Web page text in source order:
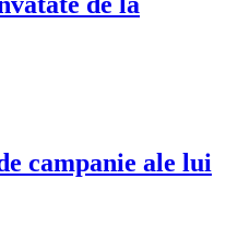
campanie ale lui